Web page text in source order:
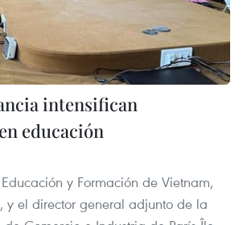
intensifican
educación
y Formación de Vietnam,
y el director general adjunto de la